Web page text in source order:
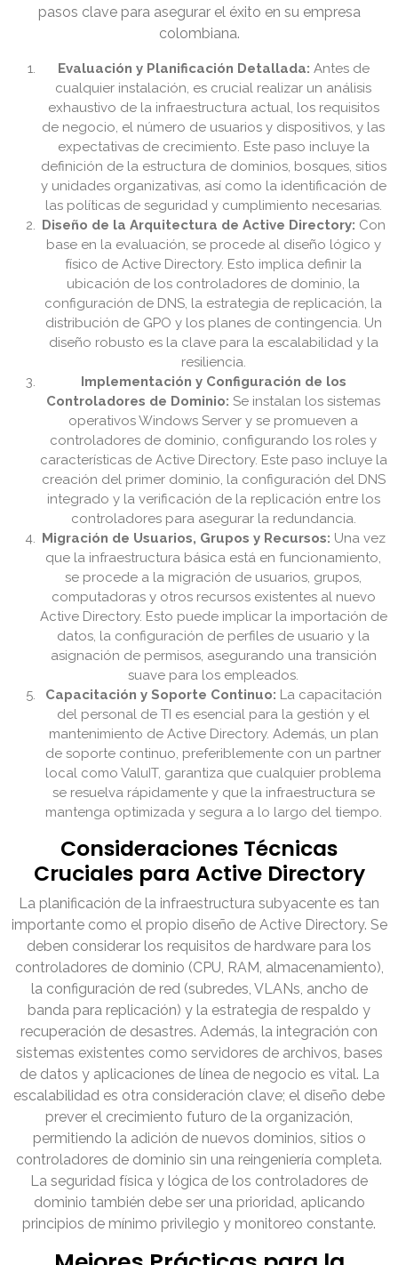
pasos clave para asegurar el éxito en su empresa
colombiana.
Evaluación y Planificación Detallada: Antes de
cualquier instalación, es crucial realizar un análisis
exhaustivo de la infraestructura actual, los requisitos
de negocio, el número de usuarios y dispositivos, y las
expectativas de crecimiento. Este paso incluye la
definición de la estructura de dominios, bosques, sitios
y unidades organizativas, así como la identificación de
las políticas de seguridad y cumplimiento necesarias.
Diseño de la Arquitectura de Active Directory: Con
base en la evaluación, se procede al diseño lógico y
físico de Active Directory. Esto implica definir la
ubicación de los controladores de dominio, la
configuración de DNS, la estrategia de replicación, la
distribución de GPO y los planes de contingencia. Un
diseño robusto es la clave para la escalabilidad y la
resiliencia.
Implementación y Configuración de los
Controladores de Dominio: Se instalan los sistemas
operativos Windows Server y se promueven a
controladores de dominio, configurando los roles y
características de Active Directory. Este paso incluye la
creación del primer dominio, la configuración del DNS
integrado y la verificación de la replicación entre los
controladores para asegurar la redundancia.
Migración de Usuarios, Grupos y Recursos: Una vez
que la infraestructura básica está en funcionamiento,
se procede a la migración de usuarios, grupos,
computadoras y otros recursos existentes al nuevo
Active Directory. Esto puede implicar la importación de
datos, la configuración de perfiles de usuario y la
asignación de permisos, asegurando una transición
suave para los empleados.
Capacitación y Soporte Continuo: La capacitación
del personal de TI es esencial para la gestión y el
mantenimiento de Active Directory. Además, un plan
de soporte continuo, preferiblemente con un partner
local como ValuIT, garantiza que cualquier problema
se resuelva rápidamente y que la infraestructura se
mantenga optimizada y segura a lo largo del tiempo.
Consideraciones Técnicas
Cruciales para Active Directory
La planificación de la infraestructura subyacente es tan
importante como el propio diseño de Active Directory. Se
deben considerar los requisitos de hardware para los
controladores de dominio (CPU, RAM, almacenamiento),
la configuración de red (subredes, VLANs, ancho de
banda para replicación) y la estrategia de respaldo y
recuperación de desastres. Además, la integración con
sistemas existentes como servidores de archivos, bases
de datos y aplicaciones de línea de negocio es vital. La
escalabilidad es otra consideración clave; el diseño debe
prever el crecimiento futuro de la organización,
permitiendo la adición de nuevos dominios, sitios o
controladores de dominio sin una reingeniería completa.
La seguridad física y lógica de los controladores de
dominio también debe ser una prioridad, aplicando
principios de mínimo privilegio y monitoreo constante.